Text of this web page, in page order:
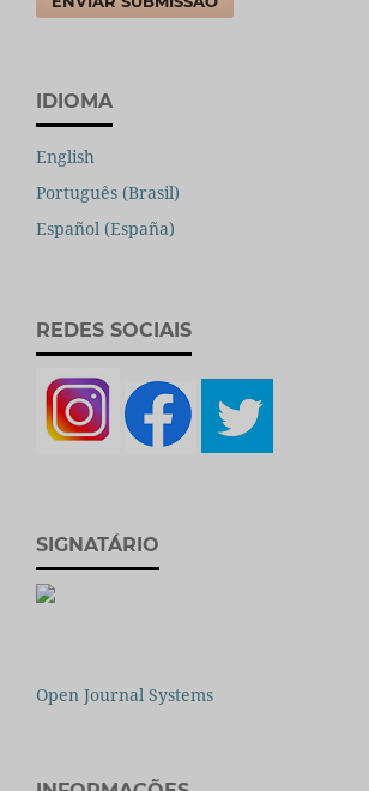
IDIOMA
English
Português (Brasil)
Español (España)
REDES SOCIAIS
SIGNATÁRIO
Open Journal Systems